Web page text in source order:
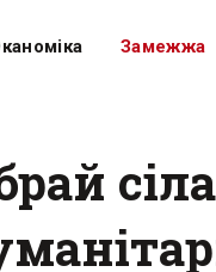
Замежжа